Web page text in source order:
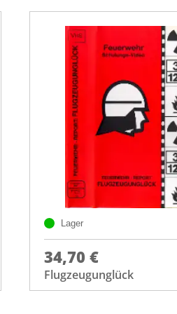
Lager
34,70 €
Flugzeugunglück